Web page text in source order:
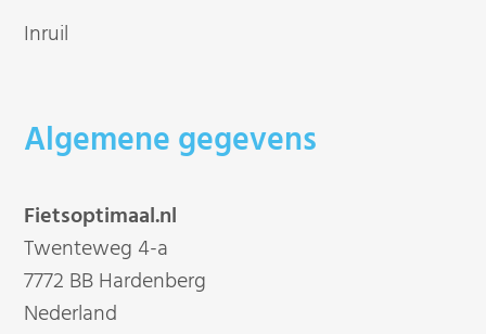
Inruil
Algemene gegevens
Fietsoptimaal.nl
Twenteweg 4-a
7772 BB Hardenberg
Nederland